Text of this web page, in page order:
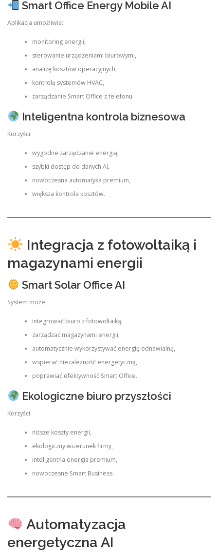
Smart Office Energy Mobile AI
Aplikacja umożliwia:
monitoring energii,
sterowanie urządzeniami biurowymi,
analizę kosztów operacyjnych,
kontrolę systemów HVAC,
zarządzanie Smart Office z telefonu.
Inteligentna kontrola biznesowa
Korzyści:
wygodne zarządzanie energią,
szybki dostęp do danych AI,
nowoczesna automatyka premium,
większa kontrola kosztów.
Integracja z fotowoltaiką i
magazynami energii
Smart Solar Office AI
System może:
integrować biuro z fotowoltaiką,
zarządzać magazynami energii,
automatycznie wykorzystywać energię odnawialną,
wspierać niezależność energetyczną,
poprawiać efektywność Smart Office.
Ekologiczne biuro przyszłości
Korzyści:
niższe koszty energii,
ekologiczny wizerunek firmy,
inteligentna energia premium,
nowoczesne Smart Business.
Automatyzacja
energetyczna AI